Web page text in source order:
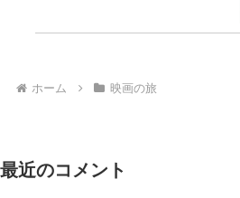
ホーム 映画の旅
最近のコメント